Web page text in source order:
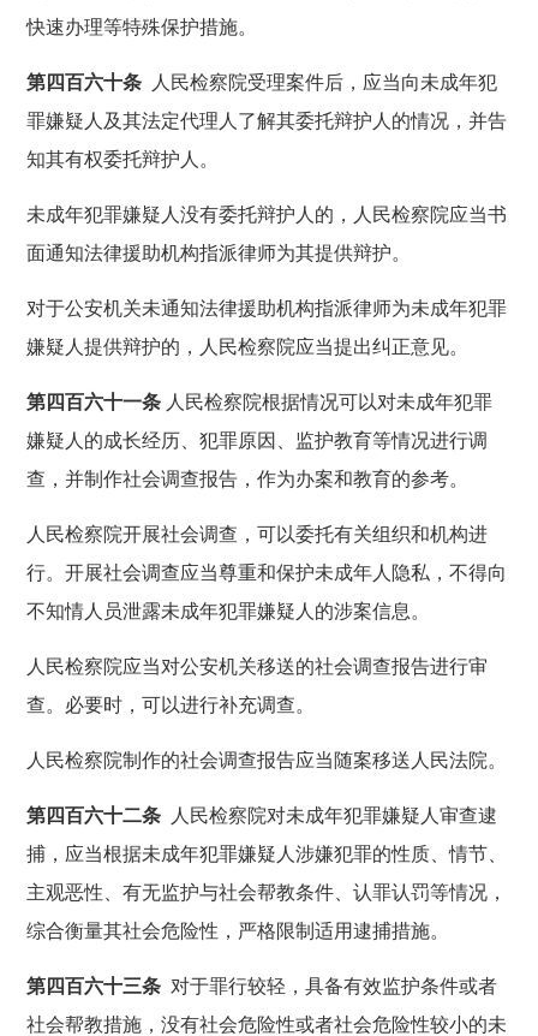
快速办理等特殊保护措施。
第四百六十条 人民检察院受理案件后，应当向未成年犯
罪嫌疑人及其法定代理人了解其委托辩护人的情况，并告
知其有权委托辩护人。
未成年犯罪嫌疑人没有委托辩护人的，人民检察院应当书
面通知法律援助机构指派律师为其提供辩护。
对于公安机关未通知法律援助机构指派律师为未成年犯罪
嫌疑人提供辩护的，人民检察院应当提出纠正意见。
第四百六十一条 人民检察院根据情况可以对未成年犯罪
嫌疑人的成长经历、犯罪原因、监护教育等情况进行调
查，并制作社会调查报告，作为办案和教育的参考。
人民检察院开展社会调查，可以委托有关组织和机构进
行。开展社会调查应当尊重和保护未成年人隐私，不得向
不知情人员泄露未成年犯罪嫌疑人的涉案信息。
人民检察院应当对公安机关移送的社会调查报告进行审
查。必要时，可以进行补充调查。
人民检察院制作的社会调查报告应当随案移送人民法院。
第四百六十二条 人民检察院对未成年犯罪嫌疑人审查逮
捕，应当根据未成年犯罪嫌疑人涉嫌犯罪的性质、情节、
主观恶性、有无监护与社会帮教条件、认罪认罚等情况，
综合衡量其社会危险性，严格限制适用逮捕措施。
第四百六十三条 对于罪行较轻，具备有效监护条件或者
社会帮教措施，没有社会危险性或者社会危险性较小的未